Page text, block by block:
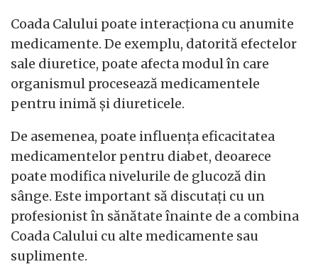
Coada Calului poate interacționa cu anumite
medicamente. De exemplu, datorită efectelor
sale diuretice, poate afecta modul în care
organismul procesează medicamentele
pentru inimă și diureticele.
De asemenea, poate influența eficacitatea
medicamentelor pentru diabet, deoarece
poate modifica nivelurile de glucoză din
sânge. Este important să discutați cu un
profesionist în sănătate înainte de a combina
Coada Calului cu alte medicamente sau
suplimente.